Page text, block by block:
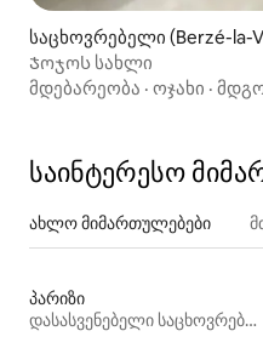
საცხოვრებელი (Berzé-la-
Ჯოჯოს სახლი
მდებარეობა · ოჯახი ·
საინტერესო
ახლო მიმართულებები
პარიზი
დასასვენებელი საცხოვრებლები